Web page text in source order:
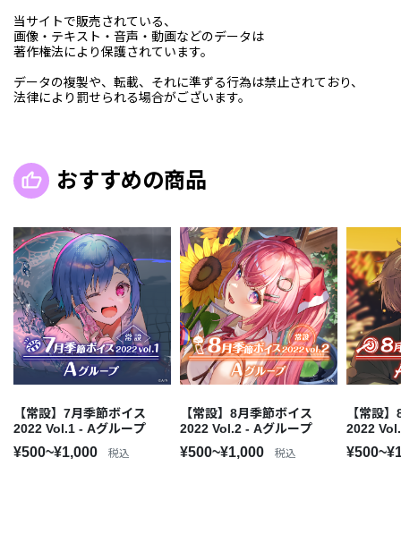
当サイトで販売されている、
画像・テキスト・音声・動画などのデータは
著作権法により保護されています。
データの複製や、転載、それに準ずる行為は禁止されており、
法律により罰せられる場合がございます。
おすすめの商品
【常設】7月季節ボイス
2022 Vol.1 - Aグループ
¥500~¥1,000 税込
【常設】8月季節ボイス
2022 Vol.2 - Aグループ
¥500~¥1,000 税込
【常設
2022